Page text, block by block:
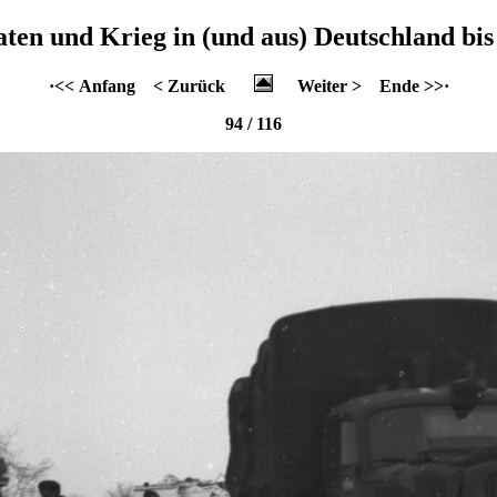
und Krieg in (und aus) Deutschland bis
·<< Anfang < Zurück Weiter >
Ende >>·
94 / 116